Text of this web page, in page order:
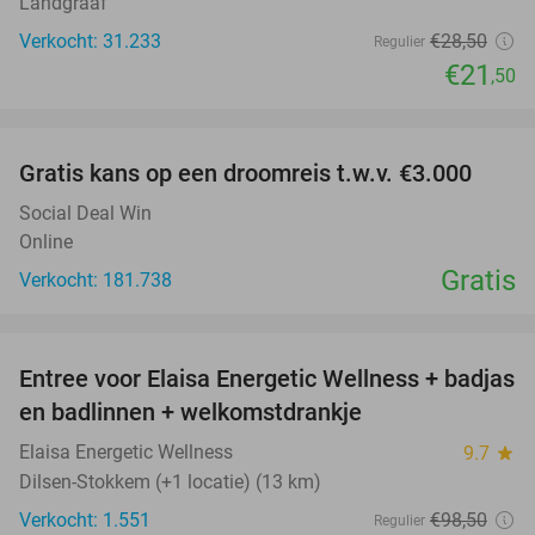
Verkocht: 31.233
Regulier €28,50
€21 ,50
Gratis kans op een droomreis t.w.v. €3.000
Social Deal Win
Online
Verkocht: 181.738
Gratis
34%
Entree voor Elaisa Energetic Wellness + badjas
en badlinnen + welkomstdrankje
Elaisa Energetic Wellness 9.7 star
Dilsen-Stokkem (+1 locatie) (13 km)
Verkocht: 1.551
Regulier €98,50